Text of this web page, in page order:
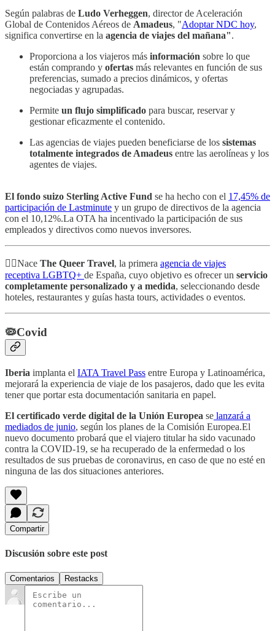
Según palabras de Ludo Verheggen, director de Aceleración
Global de Contenidos Aéreos de Amadeus, "Adoptar NDC hoy,
significa convertirse en la agencia de viajes del mañana".
Proporciona a los viajeros más información sobre lo que
están comprando y ofertas más relevantes en función de sus
preferencias, sumado a precios dinámicos, y ofertas
negociadas y agrupadas.
Permite un flujo simplificado para buscar, reservar y
gestionar eficazmente el contenido.
Las agencias de viajes pueden beneficiarse de los sistemas
totalmente integrados de Amadeus entre las aerolíneas y los
agentes de viajes.
El fondo suizo Sterling Active Fund se ha hecho con el 17,45% de
participación de Lastminute y un grupo de directivos de la agencia
con el 10,12%.La OTA ha incentivado la participación de sus
empleados y directivos como nuevos inversores.
🏳️‍🌈Nace The Queer Travel, la primera agencia de viajes
receptiva LGBTQ+ de España, cuyo objetivo es ofrecer un servicio
completamente personalizado y a medida, seleccionando desde
hoteles, restaurantes y guías hasta tours, actividades o eventos.
🦠Covid
Iberia implanta el IATA Travel Pass entre Europa y Latinoamérica,
mejorará la experiencia de viaje de los pasajeros, dado que les evita
tener que portar esta documentación sanitaria en papel.
El certificado verde digital de la Unión Europea se lanzará a
mediados de junio, según los planes de la Comisión Europea.El
nuevo documento probará que el viajero titular ha sido vacunado
contra la COVID-19, se ha recuperado de la enfermedad o los
resultados de sus pruebas de coronavirus, en caso de que no esté en
ninguna de las dos situaciones anteriores.
Compartir
Discusión sobre este post
Comentarios Restacks